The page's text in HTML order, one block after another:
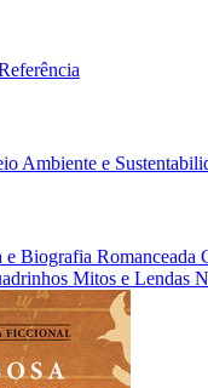
Ambiente e
Biografia Romanceada
Mitos e Lendas